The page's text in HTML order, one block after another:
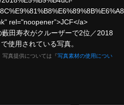
rel="noopener”>JCF</a>
藪田寿衣がクルーザーで2位／2018
使用されている写真。
写真提供については『写真素材の使用につい